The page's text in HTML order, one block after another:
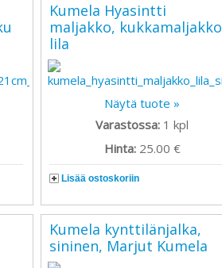
Kumela Hyasintti
maljakko, kukkamaljakko
lila
Näytä tuote »
Varastossa: 1 kpl
Hinta: 25.00 €
Lisää ostoskoriin
Kumela kynttilänjalka,
sininen, Marjut Kumela